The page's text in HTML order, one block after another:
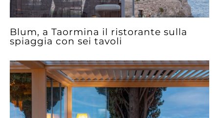
Blum, a Taormina il ristorante sulla
spiaggia con sei tavoli